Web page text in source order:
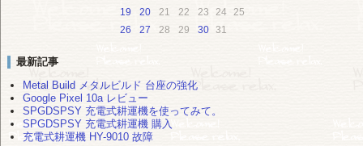
19
20 21 22 23 24
25
26
27 28 29 30 31
最新記事
Metal Build メタルビルド 台座の強化
Google Pixel 10a レビュー
SPGDSPSY 充電式耕運機を使ってみて。
SPGDSPSY 充電式耕運機 購入
充電式耕運機 HY-9010 故障